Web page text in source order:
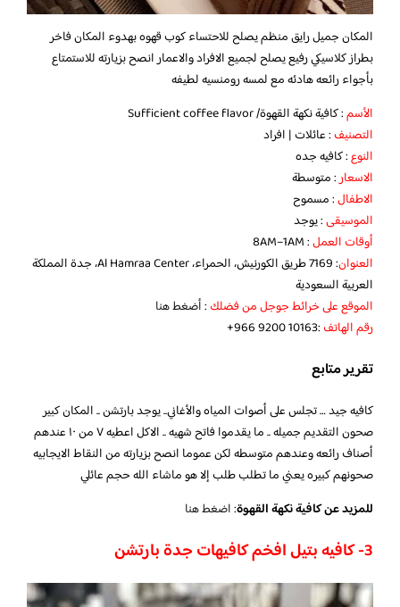
المكان جميل رايق منظم يصلح للاحتساء كوب قهوه بهدوء المكان فاخر
بطراز كلاسيكي رفيع يصلح لجميع الافراد والاعمار انصح بزيارته للاستمتاع
بأجواء رائعه هادئه مع لمسه رومنسيه لطيفه
الأسم: كافية نكهة القهوة/ Sufficient coffee flavor
التصنيف: عائلات | افراد
النوع: كافيه جده
الاسعار: متوسطة
الاطفال: مسموح
الموسيقى: يوجد
أوقات العمل: 8AM–1AM
العنوان
: 7169 طريق الكورنيش، الحمراء، Al Hamraa Center، جدة المملكة
العربية السعودية
الموقع على خرائط جوجل من فضلك :أضغط هنا
رقم الهاتف:‪+966 9200 10163‬‏
تقرير متابع
كافيه جيد … تجلس على أصوات المياه والأغاني.. يوجد بارتشن .. المكان كبير
صحون التقديم جميله .. ما يقدموا فاتح شهيه .. الاكل اعطيه ٧ من ١٠ عندهم
أصناف رائعه وعندهم متوسطه لكن عموما انصح بزيارته من النقاط الايجابيه
صحونهم كبيره يعني ما تطلب طلب إلا هو ماشاء الله حجم عائلي
للمزيد عن كافية نكهة القهوة:اضغط هنا
3- كافيه بتيل افخم كافيهات جدة بارتشن